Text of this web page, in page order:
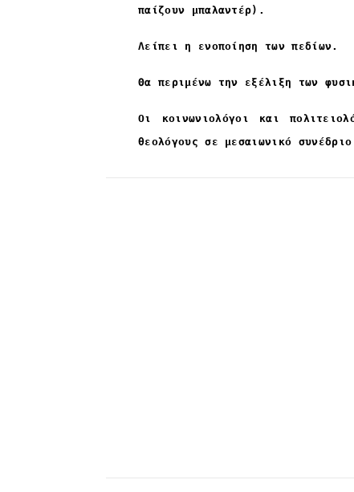
παίζουν μπαλαντέρ).
Λείπει η ενοποίηση των πεδίων.
Θα περιμένω την εξέλιξη των
Οι κοινωνιολόγοι και
θεολόγους σε μεσαιωνικό